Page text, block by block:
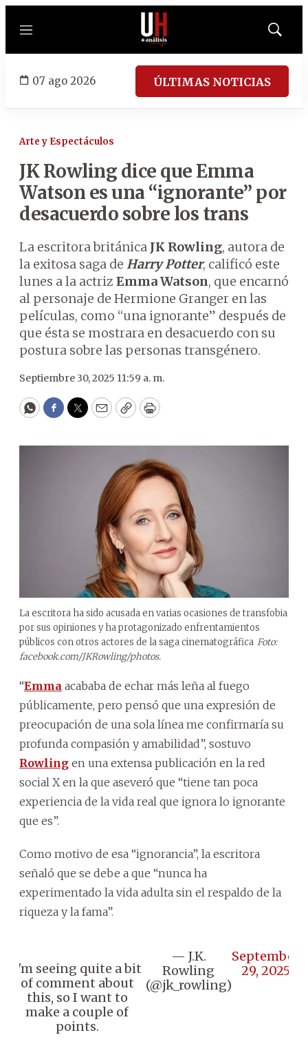
Menú
Mostrar
07 ago 2026 ÚLTIMAS NOTICIAS
Arte y Espectáculos
JK Rowling dice que Emma
Watson es una “ignorante” por
desacuerdo sobre los trans
La escritora británica JK Rowling, autora de
la exitosa saga de Harry Potter, calificó este
lunes a la actriz Emma Watson, que encarnó
al personaje de Hermione Granger en las
películas, como “una ignorante” después de
que ésta se mostrara en desacuerdo con su
postura sobre las personas transgénero.
Septiembre 30, 2025 11:59 a. m.
WhatsApp
Facebook
Twitter
EmailCopyPrint
La escritora ha sido acusada en varias ocasiones de transfobia
por sus opiniones y ha protagonizado enfrentamientos
públicos con otros actores de la saga cinematográfica Foto:
facebook.com/JKRowling/photos.
“Emma acababa de echar más leña al fuego
públicamente, pero pensó que una expresión de
preocupación de una sola línea me confirmaría su
profunda compasión y amabilidad”, sostuvo
Rowling en una extensa publicación en la red
social X en la que aseveró que “tiene tan poca
experiencia de la vida real que ignora lo ignorante
que es”.
Como motivo de esa “ignorancia”, la escritora
señaló que se debe a que “nunca ha
experimentado la vida adulta sin el respaldo de la
riqueza y la fama”.
I'm seeing quite a bit
of comment about
this, so I want to
make a couple of
points.
— J.K.
Rowling
(@jk_rowling)
September
29, 2025